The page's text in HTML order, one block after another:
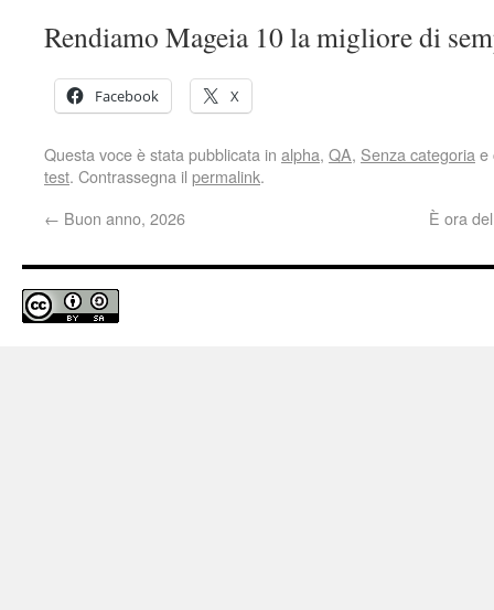
Rendiamo Mageia 10 la migliore di
Facebook X
Questa voce è stata pubblicata in alpha, QA, Senza categoria e
test. Contrassegna il permalink.
← Buon anno, 2026 È ora